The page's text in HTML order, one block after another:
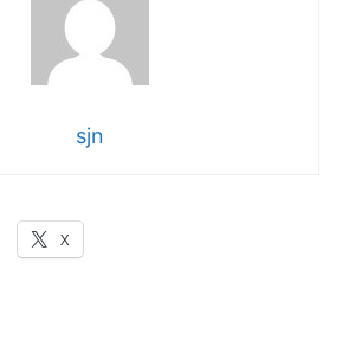
sjn
X